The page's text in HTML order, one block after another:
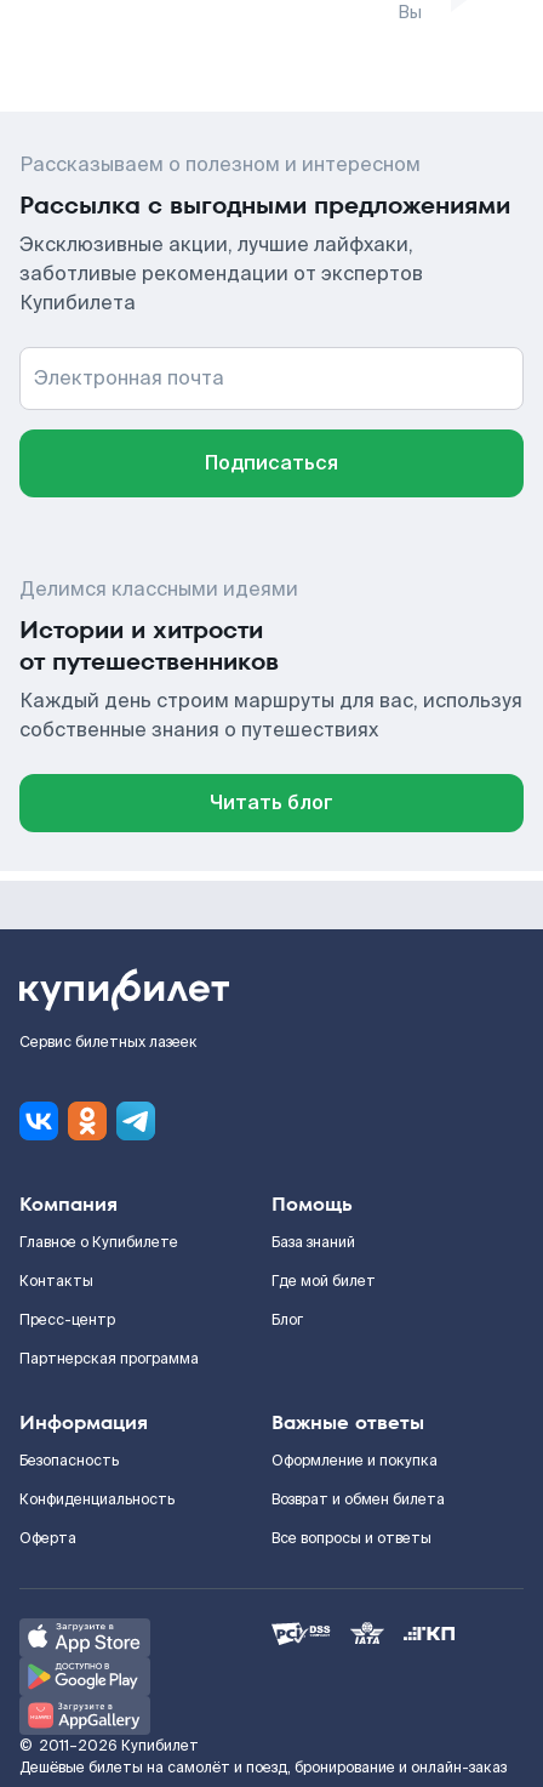
Вы
Рассказываем о полезном и интересном
Рассылка с выгодными предложениями
Эксклюзивные акции, лучшие лайфхаки,
заботливые рекомендации от экспертов
Купибилета
Электронная почта
Подписаться
Делимся классными идеями
Истории и хитрости
от путешественников
Каждый день строим маршруты для вас, используя
собственные знания о путешествиях
Читать блог
Сервис билетных лазеек
Компания
Главное о Купибилете
Контакты
Пресс-центр
Партнерская программа
Помощь
База знаний
Где мой билет
Блог
Информация
Безопасность
Конфиденциальность
Оферта
Важные ответы
Оформление и покупка
Возврат и обмен билета
Все вопросы и ответы
© 2011–2026 Купибилет
Дешёвые билеты на самолёт и поезд, бронирование и онлайн-заказ